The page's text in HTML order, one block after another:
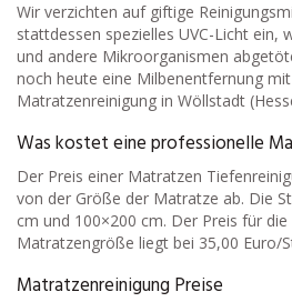
Wir verzichten auf giftige
stattdessen spezielles UVC-Licht ein,
und andere Mikroorganismen
noch heute eine Milbenentfernung
Matratzenreinigung in Wöllstadt
Was kostet eine professionelle
Der Preis einer Matratzen
von der Größe der Matratze ab. Die
cm und 100×200 cm. Der Preis für die
Matratzengröße liegt bei 35,00 Euro/
Matratzenreinigung Preise